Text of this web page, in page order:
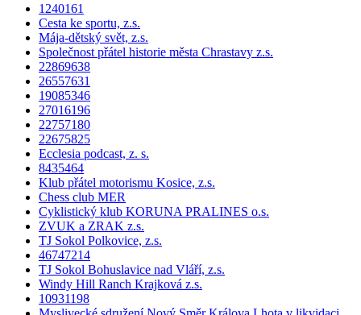
1240161
Cesta ke sportu, z.s.
Mája-dětský svět, z.s.
Společnost přátel historie města Chrastavy z.s.
22869638
26557631
19085346
27016196
22757180
22675825
Ecclesia podcast, z. s.
8435464
Klub přátel motorismu Kosice, z.s.
Chess club MER
Cyklistický klub KORUNA PRALINES o.s.
ZVUK a ZRAK z.s.
TJ Sokol Polkovice, z.s.
46747214
TJ Sokol Bohuslavice nad Vláří, z.s.
Windy Hill Ranch Krajková z.s.
10931198